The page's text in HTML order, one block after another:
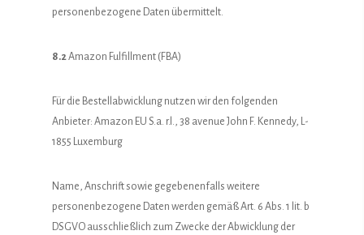
personenbezogene Daten übermittelt.
8.2Amazon Fulfillment (FBA)
Für die Bestellabwicklung nutzen wir den folgenden
Anbieter: Amazon EU S.a. r.l., 38 avenue John F. Kennedy, L-
1855 Luxemburg
Name, Anschrift sowie gegebenenfalls weitere
personenbezogene Daten werden gemäß Art. 6 Abs. 1 lit. b
DSGVO ausschließlich zum Zwecke der Abwicklung der